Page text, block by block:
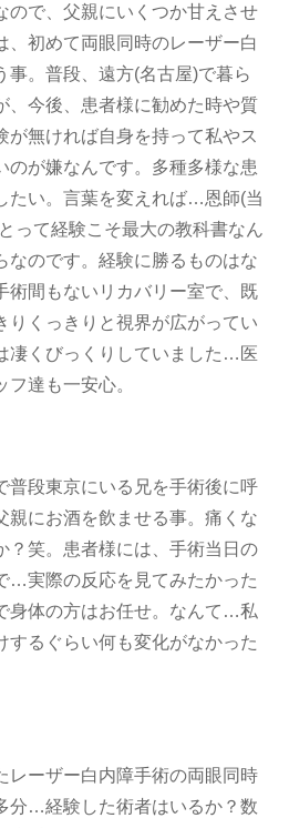
ので、父親にいくつか甘えさせ
初めて両眼同時のレーザー白
事。普段、遠方(名古屋)で暮ら
、今後、患者様に勧めた時や質
が無ければ自身を持って私やス
のが嫌なんです。多種多様な患
たい。言葉を変えれば…恩師(当
って経験こそ最大の教科書なん
のです。経験に勝るものはな
間もないリカバリー室で、既
りくっきりと視界が広がってい
凄くびっくりしていました…医
達も一安心。
普段東京にいる兄を手術後に呼
にお酒を飲ませる事。痛くな
？笑。患者様には、手術当日の
…実際の反応を見てみたかった
身体の方はお任せ。なんて…私
するぐらい何も変化がなかった
レーザー白内障手術の両眼同時
分…経験した術者はいるか？数